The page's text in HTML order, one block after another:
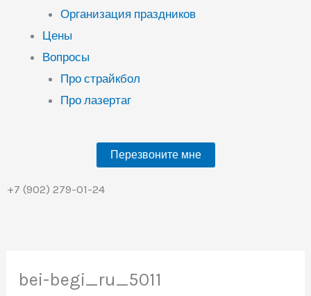
Организация праздников
Цены
Вопросы
Про страйкбол
Про лазертаг
Перезвоните мне
+7 (902) 279-01-24
bei-begi_ru_5011